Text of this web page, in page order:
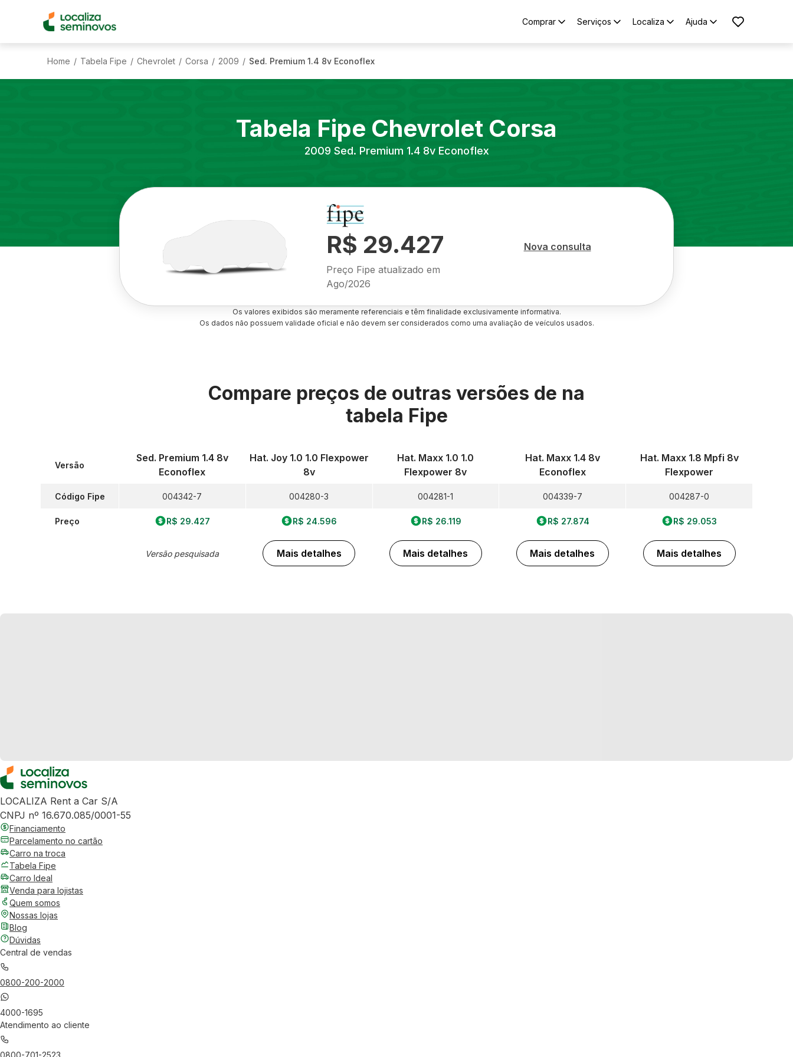
Comprar Serviços Localiza Ajuda
Home / Tabela Fipe / Chevrolet / Corsa / 2009 / Sed. Premium 1.4 8v Econoflex
Tabela Fipe Chevrolet Corsa
2009 Sed. Premium 1.4 8v Econoflex
R$ 29.427
Preço Fipe atualizado em
Ago/2026
Nova consulta
Os valores exibidos são meramente referenciais e têm finalidade exclusivamente informativa.
Os dados não possuem validade oficial e não devem ser considerados como uma avaliação de veículos usados.
Compare preços de outras versões de na
tabela Fipe
Versão
Código Fipe
Preço
Sed. Premium 1.4 8v
Econoflex
004342-7
R$ 29.427
Versão pesquisada
Hat. Joy 1.0 1.0 Flexpower
8v
004280-3
R$ 24.596
Mais detalhes
Hat. Maxx 1.0 1.0
Flexpower 8v
004281-1
R$ 26.119
Mais detalhes
Hat. Maxx 1.4 8v
Econoflex
004339-7
R$ 27.874
Mais detalhes
Hat. Maxx 1.8 Mpfi 8v
Flexpower
004287-0
R$ 29.053
Mais detalhes
LOCALIZA Rent a Car S/A
CNPJ nº 16.670.085/0001-55
Financiamento
Parcelamento no cartão
Carro na troca
Tabela Fipe
Carro Ideal
Venda para lojistas
Quem somos
Nossas lojas
Blog
Dúvidas
Central de vendas
0800-200-2000
4000-1695
Atendimento ao cliente
0800-701-2523